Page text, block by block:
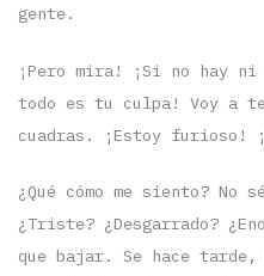
gente.
¡Pero mira! ¡Si no hay ni
todo es tu culpa! Voy a
cuadras. ¡Estoy furioso!
¿Qué cómo me siento? No
¿Triste? ¿Desgarrado?
que bajar. Se hace tarde,